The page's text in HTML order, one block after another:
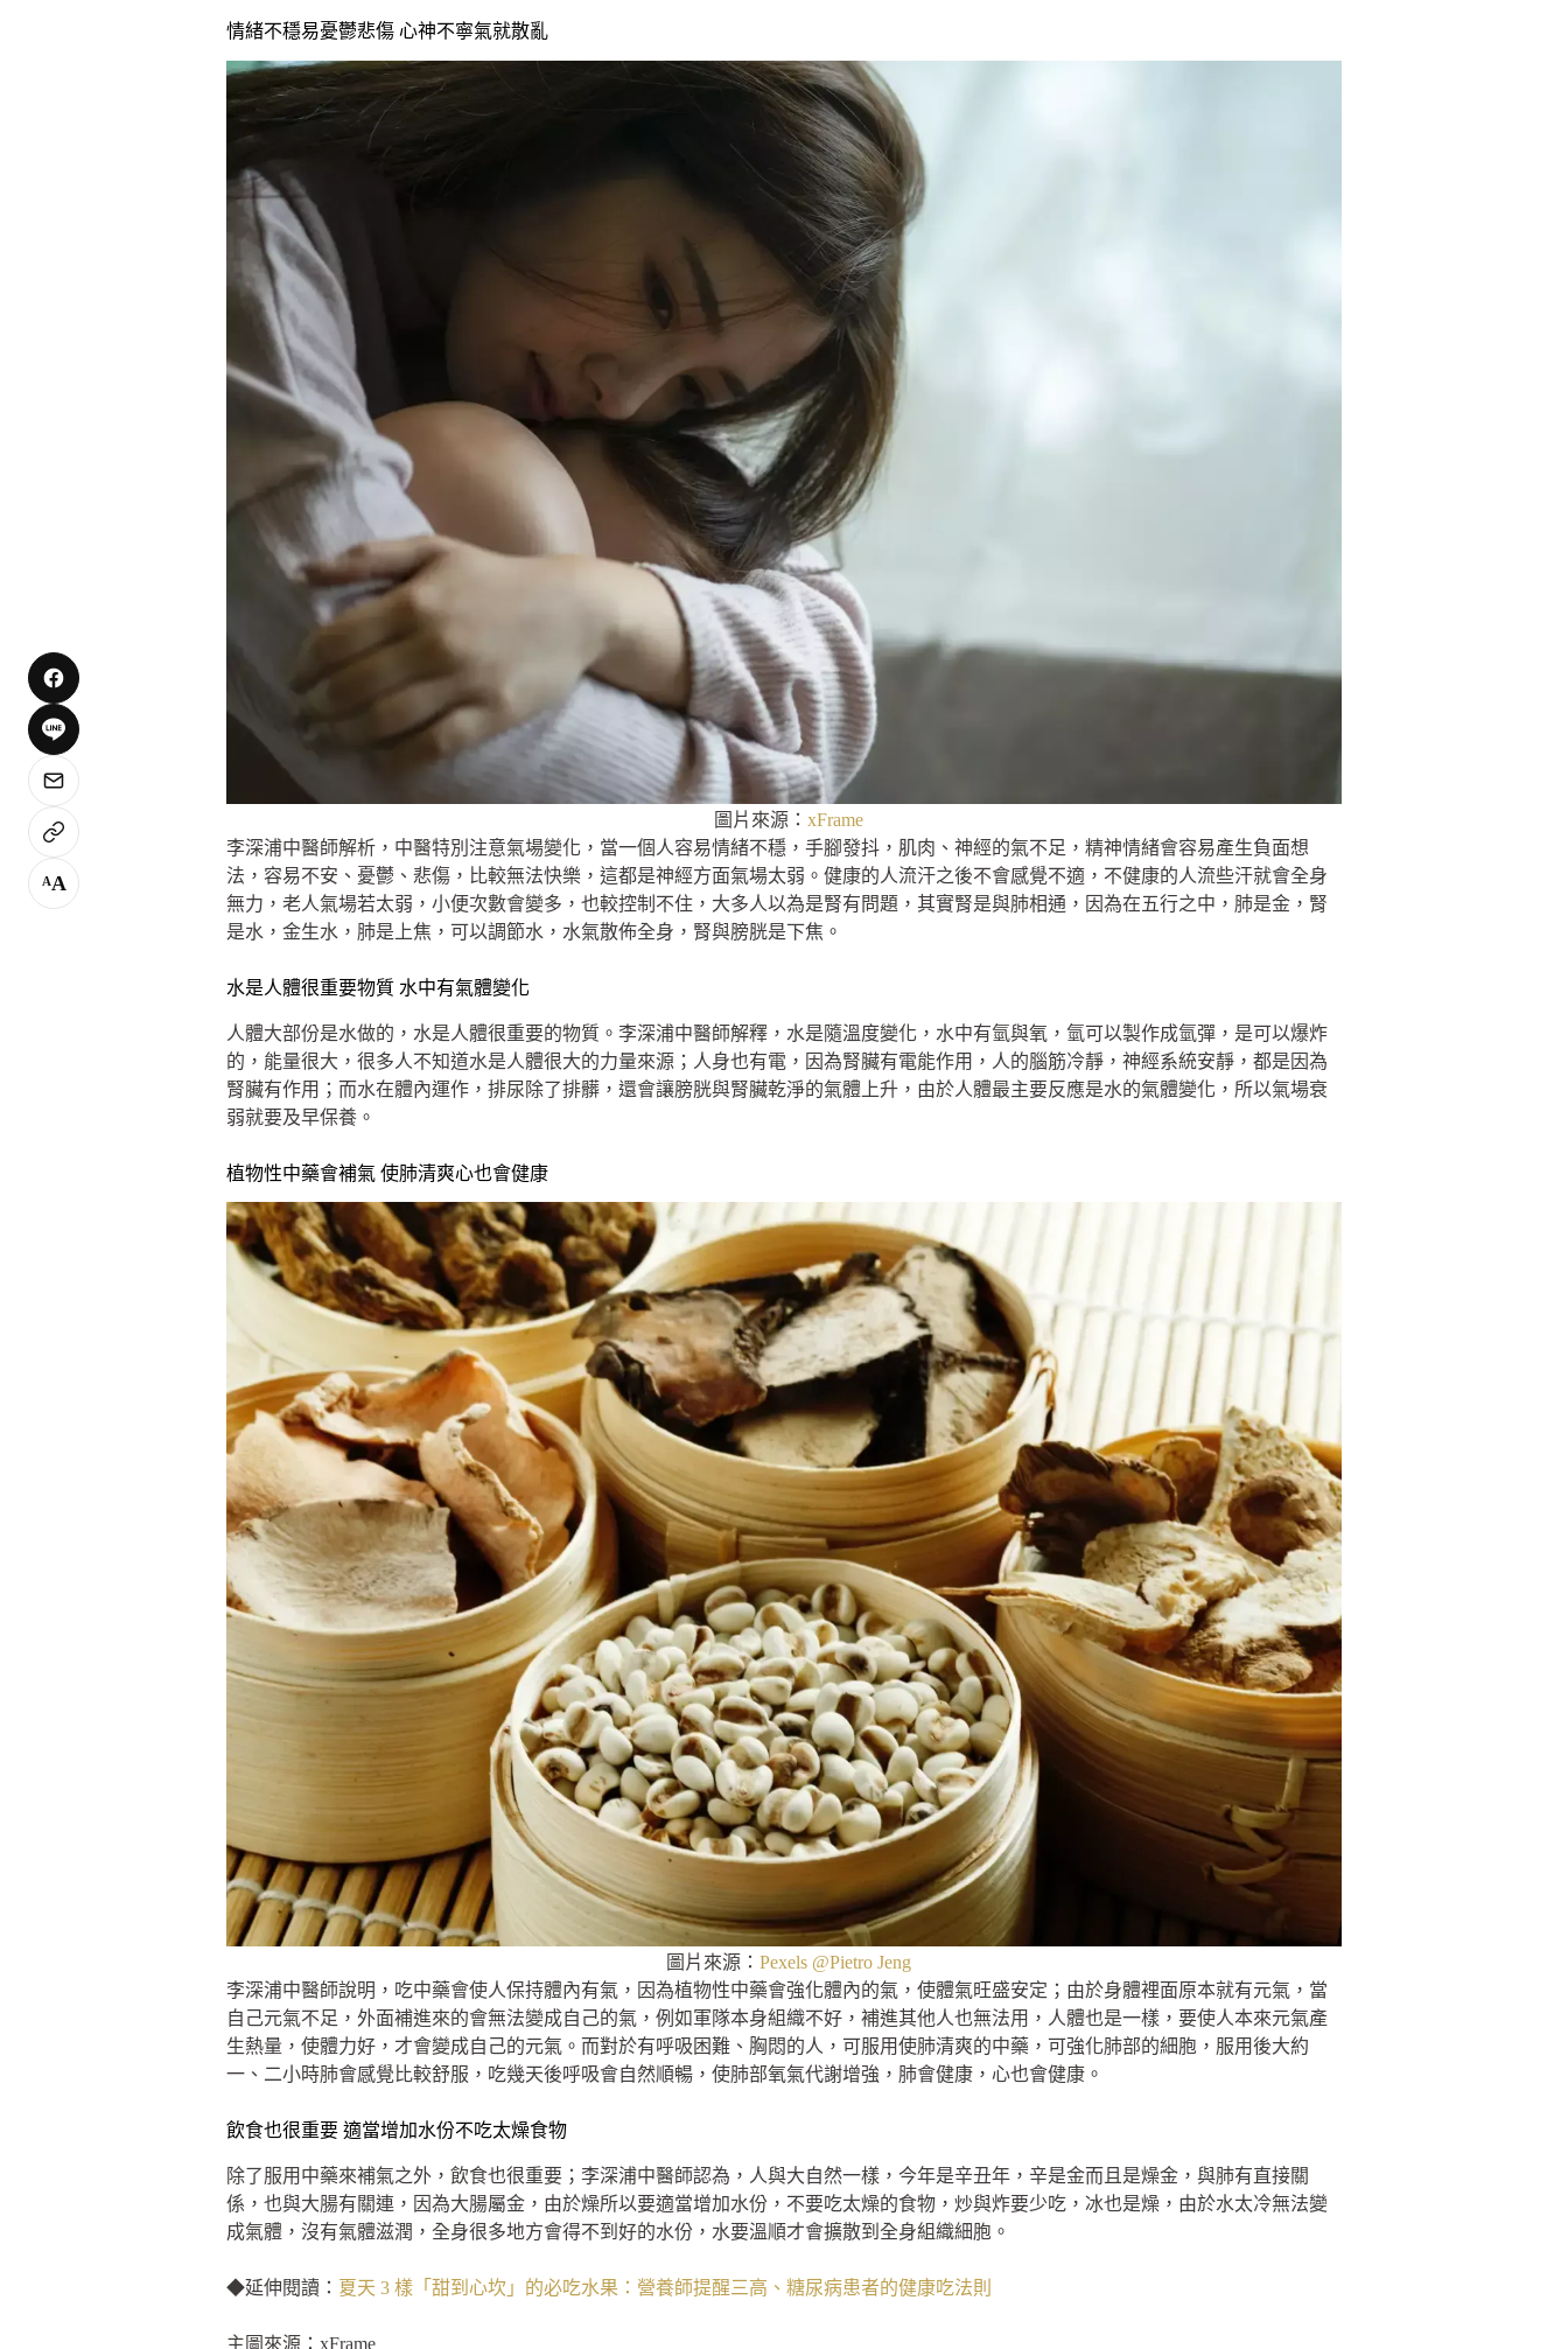
情緒不穩易憂鬱悲傷 心神不寧氣就散亂
圖片來源： xFrame
李深浦中醫師解析，中醫特別注意氣場變化，當一個人容易情緒不穩，手腳發抖，肌肉、神經的氣不足，精神情緒會容易產生負面想
法，容易不安、憂鬱、悲傷，比較無法快樂，這都是神經方面氣場太弱。健康的人流汗之後不會感覺不適，不健康的人流些汗就會全身
無力，老人氣場若太弱，小便次數會變多，也較控制不住，大多人以為是腎有問題，其實腎是與肺相通，因為在五行之中，肺是金，腎
是水，金生水，肺是上焦，可以調節水，水氣散佈全身，腎與膀胱是下焦。
水是人體很重要物質 水中有氣體變化
人體大部份是水做的，水是人體很重要的物質。李深浦中醫師解釋，水是隨溫度變化，水中有氫與氧，氫可以製作成氫彈，是可以爆炸
的，能量很大，很多人不知道水是人體很大的力量來源；人身也有電，因為腎臟有電能作用，人的腦筋冷靜，神經系統安靜，都是因為
腎臟有作用；而水在體內運作，排尿除了排髒，還會讓膀胱與腎臟乾淨的氣體上升，由於人體最主要反應是水的氣體變化，所以氣場衰
弱就要及早保養。
植物性中藥會補氣 使肺清爽心也會健康
圖片來源： Pexels @Pietro Jeng
李深浦中醫師說明，吃中藥會使人保持體內有氣，因為植物性中藥會強化體內的氣，使體氣旺盛安定；由於身體裡面原本就有元氣，當
自己元氣不足，外面補進來的會無法變成自己的氣，例如軍隊本身組織不好，補進其他人也無法用，人體也是一樣，要使人本來元氣產
生熱量，使體力好，才會變成自己的元氣。而對於有呼吸困難、胸悶的人，可服用使肺清爽的中藥，可強化肺部的細胞，服用後大約
一、二小時肺會感覺比較舒服，吃幾天後呼吸會自然順暢，使肺部氧氣代謝增強，肺會健康，心也會健康。
飲食也很重要 適當增加水份不吃太燥食物
除了服用中藥來補氣之外，飲食也很重要；李深浦中醫師認為，人與大自然一樣，今年是辛丑年，辛是金而且是燥金，與肺有直接關
係，也與大腸有關連，因為大腸屬金，由於燥所以要適當增加水份，不要吃太燥的食物，炒與炸要少吃，冰也是燥，由於水太冷無法變
成氣體，沒有氣體滋潤，全身很多地方會得不到好的水份，水要溫順才會擴散到全身組織細胞。
◆延伸閱讀： 夏天 3 樣「甜到心坎」的必吃水果：營養師提醒三高、糖尿病患者的健康吃法則
主圖來源：xFrame
AA